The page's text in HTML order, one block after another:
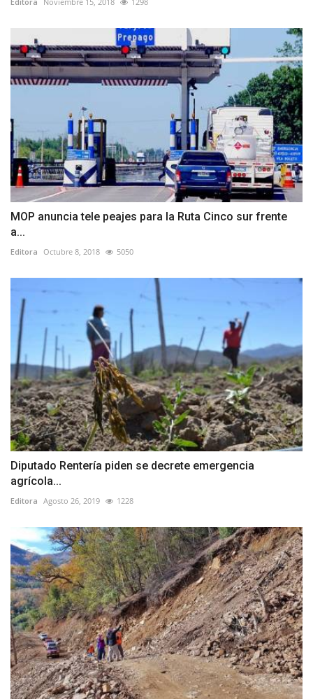
MOP anuncia tele peajes para la Ruta Cinco sur frente
a...
Editora Octubre 8, 2018 5050
Diputado Rentería piden se decrete emergencia
agrícola...
Editora Agosto 26, 2019 1228